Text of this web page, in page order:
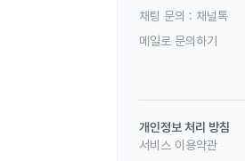
채팅 문의 : 채널톡
메일로 문의하기
개인정보 처리 방침
서비스 이용약관